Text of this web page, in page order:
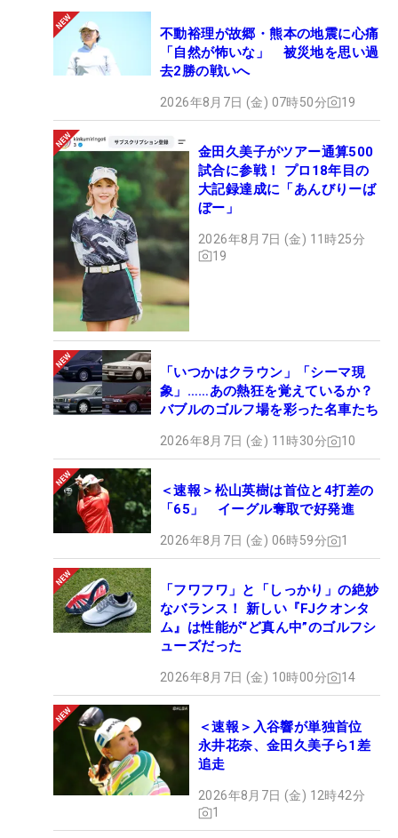
不動裕理が故郷・熊本の地震に心痛
「自然が怖いな」 被災地を思い過
去2勝の戦いへ
2026年8月7日 (金) 07時50分 19
金田久美子がツアー通算500
試合に参戦！ プロ18年目の
大記録達成に「あんびりーば
ぼー」
2026年8月7日 (金) 11時25分
19
「いつかはクラウン」「シーマ現
象」……あの熱狂を覚えているか？
バブルのゴルフ場を彩った名車たち
2026年8月7日 (金) 11時30分 10
＜速報＞松山英樹は首位と4打差の
「65」 イーグル奪取で好発進
2026年8月7日 (金) 06時59分 1
「フワフワ」と「しっかり」の絶妙
なバランス！ 新しい『FJクオンタ
ム』は性能が“ど真ん中”のゴルフシ
ューズだった
2026年8月7日 (金) 10時00分 14
＜速報＞入谷響が単独首位
永井花奈、金田久美子ら1差
追走
2026年8月7日 (金) 12時42分
1